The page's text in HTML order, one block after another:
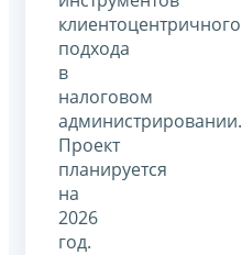
клиентоцентричного
подхода
в
налоговом
администрировании.
Проект
планируется
на
2026
год.